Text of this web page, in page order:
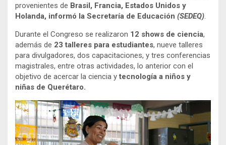
provenientes de Brasil, Francia, Estados Unidos y
Holanda, informó la Secretaría de Educación (SEDEQ)
Durante el Congreso se realizaron 12 shows de ciencia,
además de 23 talleres para estudiantes, nueve talleres
para divulgadores, dos capacitaciones, y tres conferencias
magistrales, entre otras actividades, lo anterior con el
objetivo de acercar la ciencia ytecnología a niños y
niñas de Querétaro.